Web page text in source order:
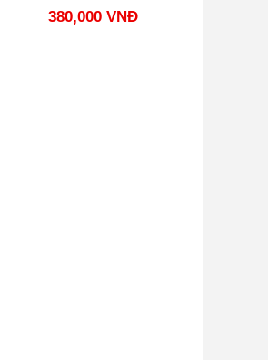
380,000 VNĐ